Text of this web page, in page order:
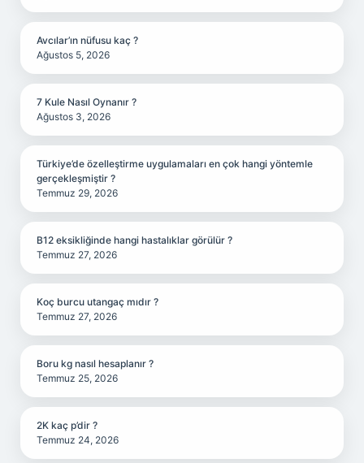
Avcılar’ın nüfusu kaç ?
Ağustos 5, 2026
7 Kule Nasıl Oynanır ?
Ağustos 3, 2026
Türkiye’de özelleştirme uygulamaları en çok hangi yöntemle
gerçekleşmiştir ?
Temmuz 29, 2026
B12 eksikliğinde hangi hastalıklar görülür ?
Temmuz 27, 2026
Koç burcu utangaç mıdır ?
Temmuz 27, 2026
Boru kg nasıl hesaplanır ?
Temmuz 25, 2026
2K kaç p’dir ?
Temmuz 24, 2026